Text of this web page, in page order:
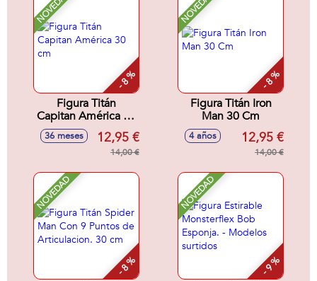
- 8 %
Figura Titán
Capitan América 30
cm
36 meses 12,95 €
14,00 €
- 8 %
Figura Titán Iron
Man 30 Cm
4 años 12,95 €
14,00 €
NOVEDAD
- 8 %
NOVEDAD
- 9 %